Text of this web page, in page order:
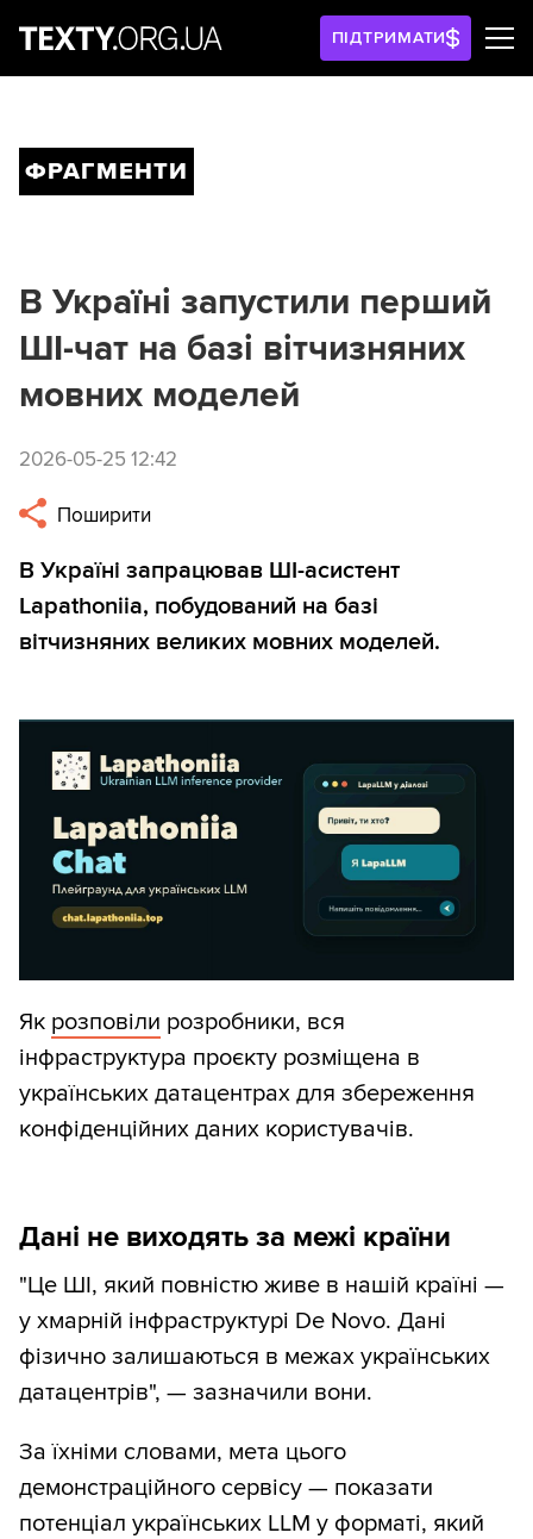
ПІДТРИМАТИ
ФРАГМЕНТИ
В Україні запустили перший
ШІ-чат на базі вітчизняних
мовних моделей
2026-05-25 12:42
Поширити
В Україні запрацював ШІ-асистент
Lapathoniia, побудований на базі
вітчизняних великих мовних моделей.
Як розповіли розробники, вся
інфраструктура проєкту розміщена в
українських датацентрах для збереження
конфіденційних даних користувачів.
Дані не виходять за межі країни
"Це ШІ, який повністю живе в нашій країні —
у хмарній інфраструктурі De Novo. Дані
фізично залишаються в межах українських
датацентрів", — зазначили вони.
За їхніми словами, мета цього
демонстраційного сервісу — показати
потенціал українських LLM у форматі, який